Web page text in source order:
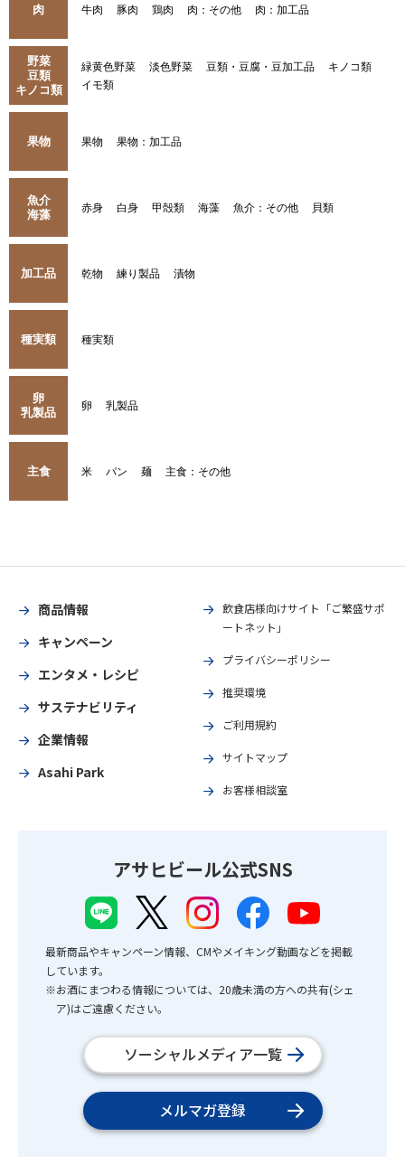
肉 牛肉 豚肉 鶏肉 肉：その他 肉：加工品
野菜
豆類
キノコ類
緑黄色野菜 淡色野菜 豆類・豆腐・豆加工品
キノコ類
イモ類
果物 果物 果物：加工品
魚介
海藻
赤身 白身 甲殻類 海藻 魚介：その他 貝類
加工品 乾物 練り製品 漬物
種実類 種実類
卵
乳製品
卵 乳製品
主食 米 パン 麺 主食：その他
商品情報
キャンペーン
エンタメ・レシピ
サステナビリティ
企業情報
Asahi Park
飲食店様向けサイト「ご繁盛サポ
ートネット」
プライバシーポリシー
推奨環境
ご利用規約
サイトマップ
お客様相談室
アサヒビール公式SNS
最新商品やキャンペーン情報、CMやメイキング動画などを掲載
しています。
※お酒にまつわる情報については、20歳未満の方への共有(シェ
ア)はご遠慮ください。
ソーシャルメディア一覧
メルマガ登録